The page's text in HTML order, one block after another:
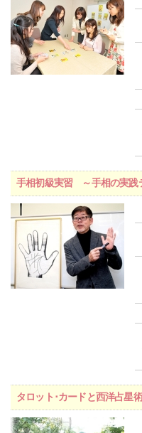
手相初級実習 ～手相の実践
タロット･カードと西洋占星